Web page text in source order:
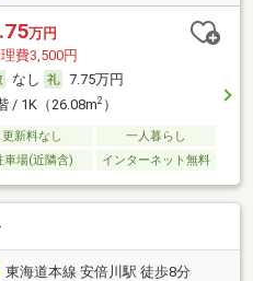
万円
費3,500円
なし
7.75万円
/ 1K（26.08m2）
更新料なし
一人暮らし
車場(近隣含) インターネット無料
東海道本線 安倍川駅 徒歩8分